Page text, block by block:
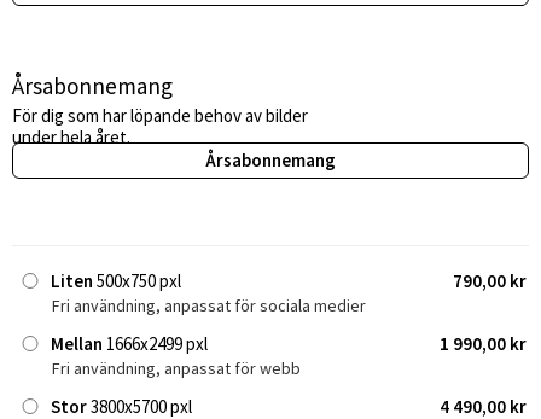
Årsabonnemang
För dig som har löpande behov av bilder
under hela året.
Årsabonnemang
Liten 500x750 pxl 790,00 kr
Fri användning, anpassat för sociala medier
Mellan 1666x2499 pxl 1 990,00 kr
Fri användning, anpassat för webb
Stor3800x5700 pxl 4 490,00 kr